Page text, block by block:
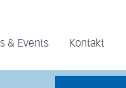
& Events Kontakt